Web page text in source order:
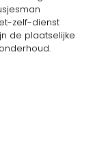
zelf-dienst
de plaatselijke